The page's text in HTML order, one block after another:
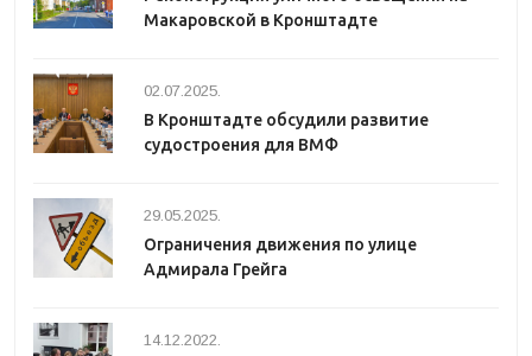
Макаровской в Кронштадте
02.07.2025.
В Кронштадте обсудили развитие
судостроения для ВМФ
29.05.2025.
Ограничения движения по улице
Адмирала Грейга
14.12.2022.